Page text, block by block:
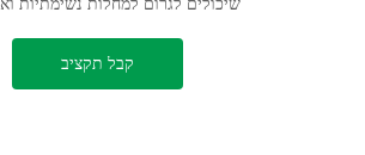
קבל תקציב